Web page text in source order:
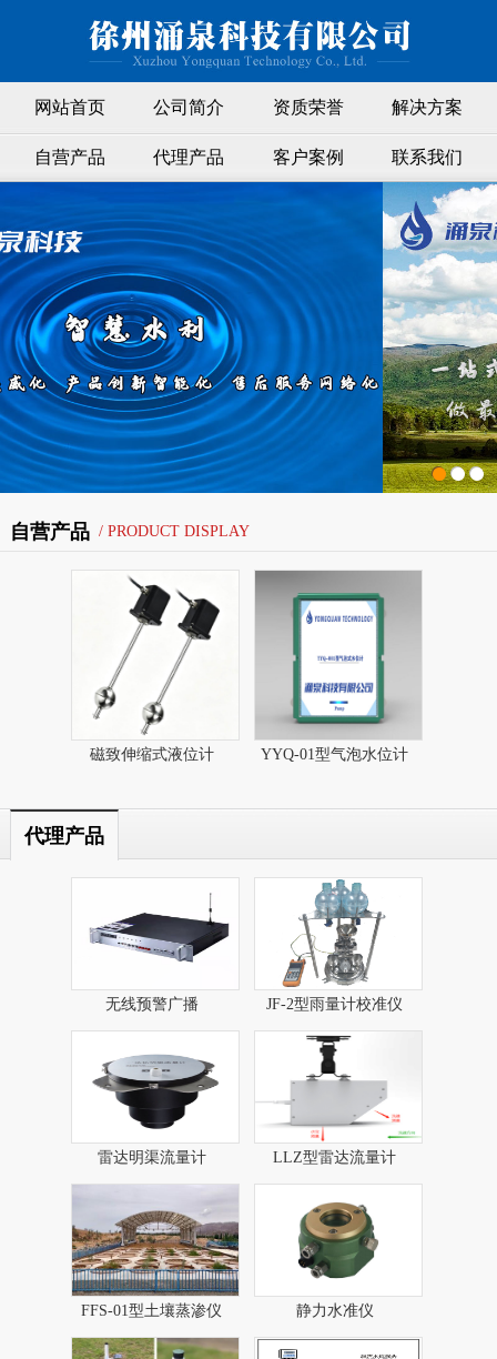
网站首页 公司简介 资质荣誉 解决方案
自营产品 代理产品 客户案例 联系我们
自营产品/ PRODUCT DISPLAY
磁致伸缩式液位计​ YYQ-01型气泡水位计
代理产品
无线预警广播​ JF-2型雨量计校准仪
雷达明渠流量计 LLZ型雷达流量计​
FFS-01型土壤蒸渗仪 静力水准仪